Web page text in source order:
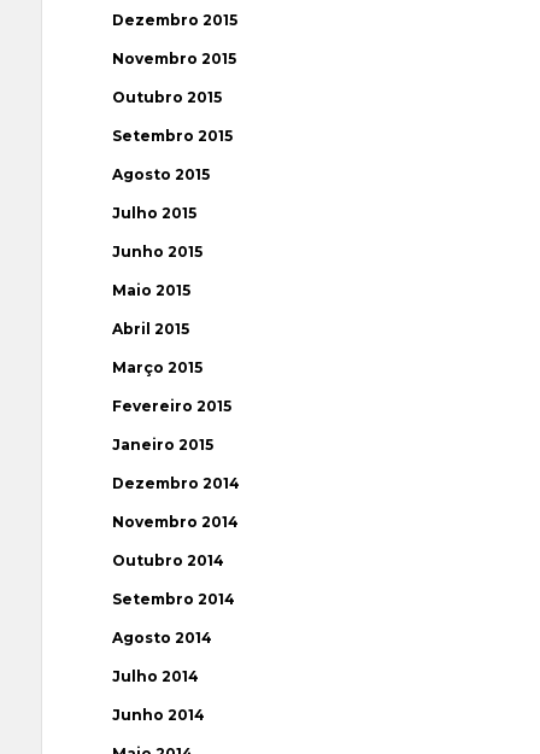
Dezembro 2015
Novembro 2015
Outubro 2015
Setembro 2015
Agosto 2015
Julho 2015
Junho 2015
Maio 2015
Abril 2015
Março 2015
Fevereiro 2015
Janeiro 2015
Dezembro 2014
Novembro 2014
Outubro 2014
Setembro 2014
Agosto 2014
Julho 2014
Junho 2014